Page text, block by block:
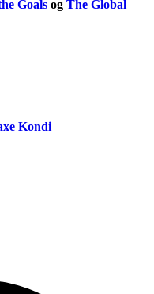
Goals og The Global
Kondi